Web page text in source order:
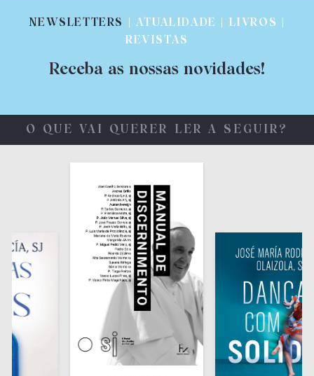
NEWSLETTERS
| ATUALIDADE | LIVROS |
REVISTAS
Receba as nossas novidades!
O QUE VAI QUERER LER A SEGUIR?